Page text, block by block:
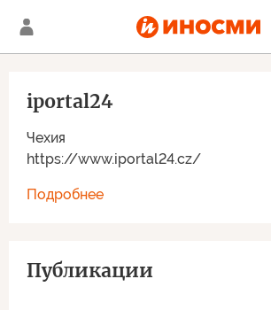
Чехия
https://www.iportal24.cz/
iportal24
Подробнее
Публикации